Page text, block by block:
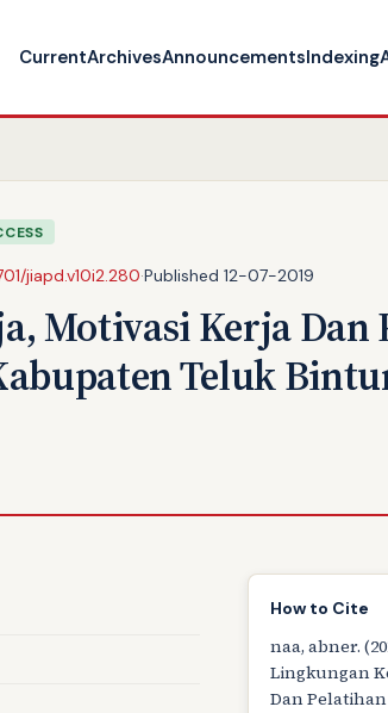
CurrentArchivesAnnouncementsIndexing
jiapd.v10i2.280·Published 12-07-2019
Motivasi Kerja Dan
Teluk
How to Cite
naa, abner.
Lingkungan
Dan